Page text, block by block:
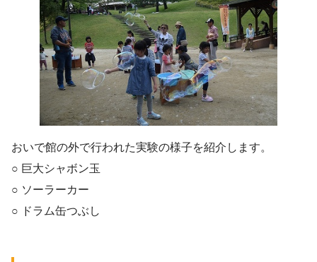
おいで館の外で行われた実験の様子を紹介します。
○ 巨大シャボン玉
○ ソーラーカー
○ ドラム缶つぶし